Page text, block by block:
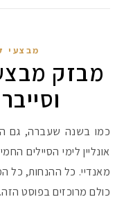
מבצעי
מבזק
וסייבר
כמו בשנה שעברה, גם השנה אני מרכזת לכם את כל המבצעים
אונליין לימי הסיילים
מאנדיי. כל ההנחות, כל
כולם מרוכזים בפוסט